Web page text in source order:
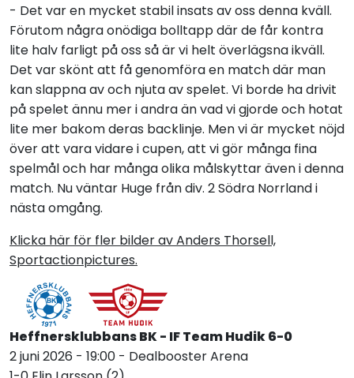
- Det var en mycket stabil insats av oss denna kväll.
Förutom några onödiga bolltapp där de får kontra
lite halv farligt på oss så är vi helt överlägsna ikväll.
Det var skönt att få genomföra en match där man
kan slappna av och njuta av spelet. Vi borde ha drivit
på spelet ännu mer i andra än vad vi gjorde och hotat
lite mer bakom deras backlinje. Men vi är mycket nöjd
över att vara vidare i cupen, att vi gör många fina
spelmål och har många olika målskyttar även i denna
match. Nu väntar Huge från div. 2 Södra Norrland i
nästa omgång.
Klicka här för fler bilder av Anders Thorsell,
Sportactionpictures.
Heffnersklubbans BK - IF Team Hudik 6-0
2 juni 2026 - 19:00 - Dealbooster Arena